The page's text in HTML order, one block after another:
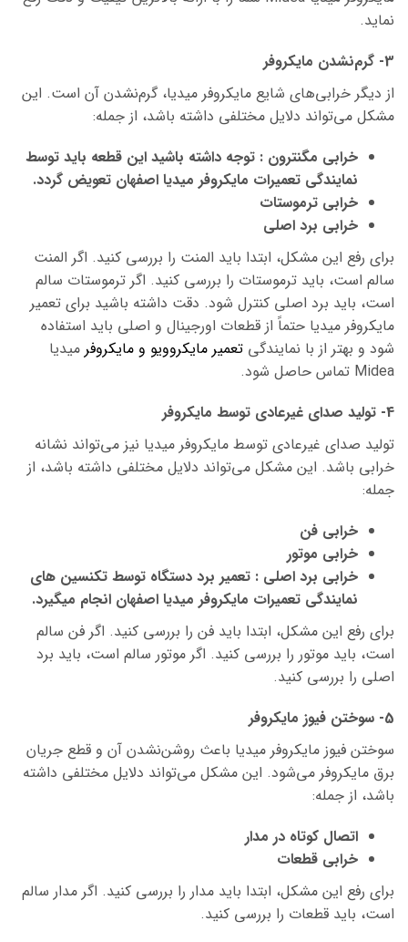
نماید.
3- گرم‌نشدن مایکروفر
از دیگر خرابی‌های شایع مایکروفر میدیا، گرم‌نشدن آن است. این
مشکل می‌تواند دلایل مختلفی داشته باشد، از جمله:
خرابی مگنترون : توجه داشته باشید این قطعه باید توسط
نمایندگی تعمیرات مایکروفر میدیا اصفهان تعویض گردد.
خرابی ترموستات
خرابی برد اصلی
برای رفع این مشکل، ابتدا باید المنت را بررسی کنید. اگر المنت
سالم است، باید ترموستات را بررسی کنید. اگر ترموستات سالم
است، باید برد اصلی کنترل شود. دقت داشته باشید برای تعمیر
مایکروفر میدیا حتماً از قطعات اورجینال و اصلی باید استفاده
شود و بهتر از با نمایندگی تعمیر مایکروویو و مایکروفر میدیا
Midea تماس حاصل شود.
4- تولید صدای غیرعادی توسط مایکروفر
تولید صدای غیرعادی توسط مایکروفر میدیا نیز می‌تواند نشانه
خرابی باشد. این مشکل می‌تواند دلایل مختلفی داشته باشد، از
جمله:
خرابی فن
خرابی موتور
خرابی برد اصلی : تعمیر برد دستگاه توسط تکنسین های
نمایندگی تعمیرات مایکروفر میدیا اصفهان انجام میگیرد.
برای رفع این مشکل، ابتدا باید فن را بررسی کنید. اگر فن سالم
است، باید موتور را بررسی کنید. اگر موتور سالم است، باید برد
اصلی را بررسی کنید.
5- سوختن فیوز مایکروفر
سوختن فیوز مایکروفر میدیا باعث روشن‌نشدن آن و قطع جریان
برق مایکروفر می‌شود. این مشکل می‌تواند دلایل مختلفی داشته
باشد، از جمله:
اتصال کوتاه در مدار
خرابی قطعات
برای رفع این مشکل، ابتدا باید مدار را بررسی کنید. اگر مدار سالم
است، باید قطعات را بررسی کنید.